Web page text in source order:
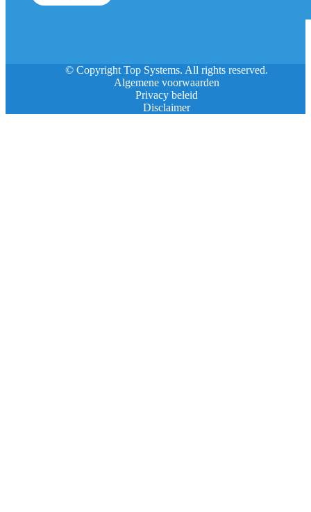
© Copyright Top Systems. All rights reserved.
Algemene voorwaarden
Privacy beleid
Disclaimer